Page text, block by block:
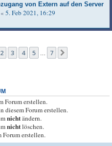
von Extern auf den Server
« 5. Feb 2021, 16:29
1von
2 3 4 5 … 7
Forum erstellen.
diesem Forum erstellen.
nichtändern.
nichtlöschen.
Forum erstellen.